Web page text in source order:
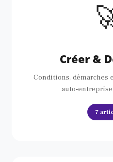
Créer &
Conditions, démarches
auto-
7